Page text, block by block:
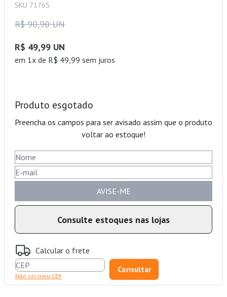
SKU 71765
R$ 90,90 UN
R$ 49,99 UN
em 1x de R$ 49,99 sem juros
Produto esgotado
Preencha os campos para ser avisado assim que o produto
voltar ao estoque!
AVISE-ME
Consulte estoques nas lojas
Calcular o frete
Não sei meu CEP